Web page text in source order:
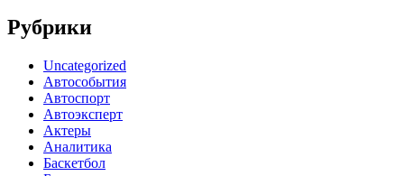
Рубрики
Uncategorized
Автособытия
Автоспорт
Автоэксперт
Актеры
Аналитика
Баскетбол